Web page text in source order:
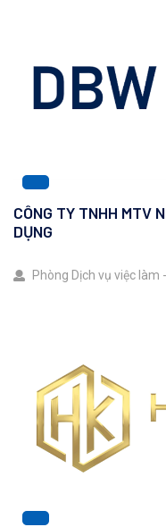
CÔNG TY TNHH MTV
DỤNG
Phòng Dịch vụ việc làm